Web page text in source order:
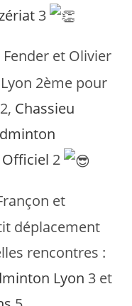
3
Fender et Olivier
2ème pour
2, Chassieu
Officiel 2
et
déplacement
rencontres :
Lyon 3 et